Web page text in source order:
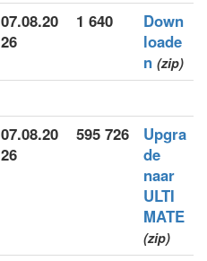
07.08.20
26
1 640
Down
loade
n (zip)
07.08.20
26
595 726
Upgra
de
naar
ULTI
MATE
(zip)